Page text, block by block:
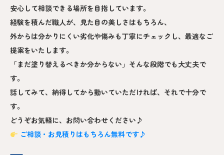
安心して相談できる場所を目指しています。
経験を積んだ職人が、見た目の美しさはもちろん、
外からは分かりにくい劣化や傷みも丁寧にチェックし、最適なご
提案をいたします。
「まだ塗り替えるべきか分からない」そんな段階でも大丈夫で
す。
話してみて、納得してから動いていただければ、それで十分で
す。
どうぞお気軽に、お問い合わせください♪
ご相談・お見積りはもちろん無料です♪